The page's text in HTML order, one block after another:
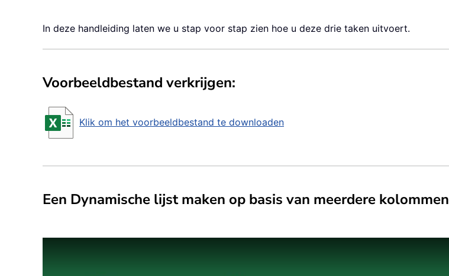
In deze handleiding laten we u stap voor stap zien hoe u deze drie taken uitvoert.
Voorbeeldbestand verkrijgen:
Klik om het voorbeeldbestand te downloaden
Een Dynamische lijst maken op basis van meerdere kolommen